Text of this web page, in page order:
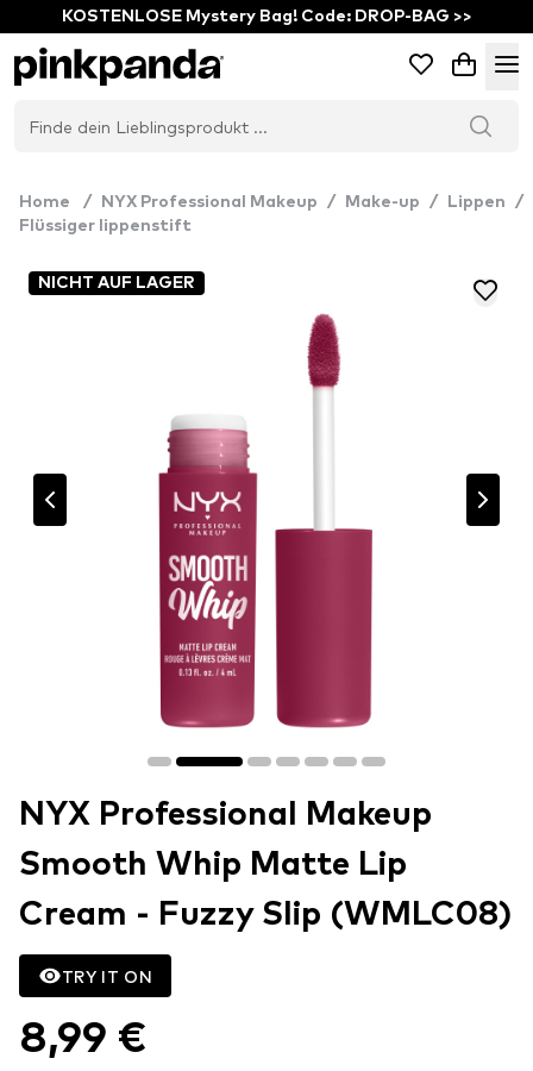
KOSTENLOSE Mystery Bag! Code: DROP-BAG >>
Home / NYX Professional Makeup / Make-up / Lippen
/
Flüssiger lippenstift
NICHT AUF LAGER
NYX Professional Makeup
Smooth Whip Matte Lip
Cream - Fuzzy Slip (WMLC08)
TRY IT ON
8,99 €